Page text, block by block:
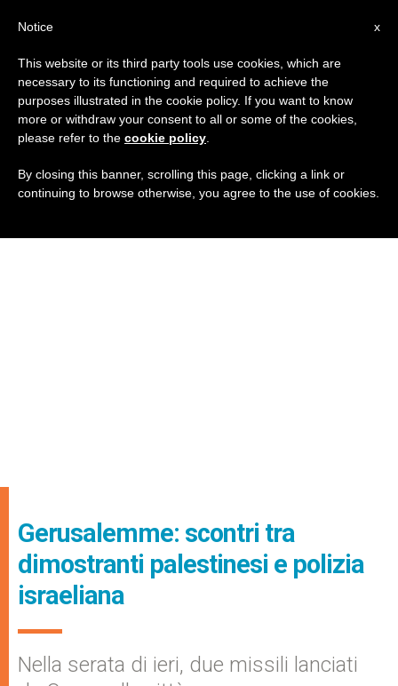
Gerusalemme: scontri tra
dimostranti palestinesi e polizia
israeliana
Nella serata di ieri, due missili lanciati
x
Notice
This website or its third party tools use cookies, which are
necessary to its functioning and required to achieve the
purposes illustrated in the cookie policy. If you want to know
more or withdraw your consent to all or some of the cookies,
please refer to the cookie policy
By closing this banner, scrolling this page, clicking a link or
continuing to browse otherwise, you agree to the use of cookies.